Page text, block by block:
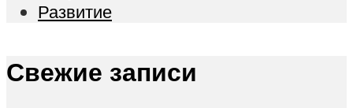
Развитие
Свежие записи